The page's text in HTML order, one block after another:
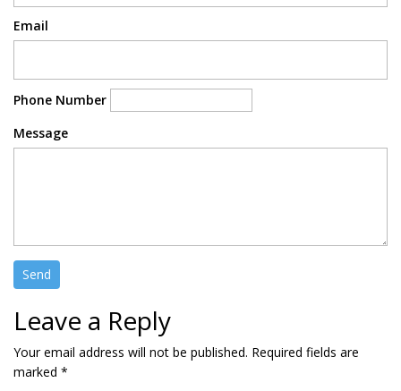
Email
Phone Number
Message
Leave a Reply
Your email address will not be published. Required fields are
marked *